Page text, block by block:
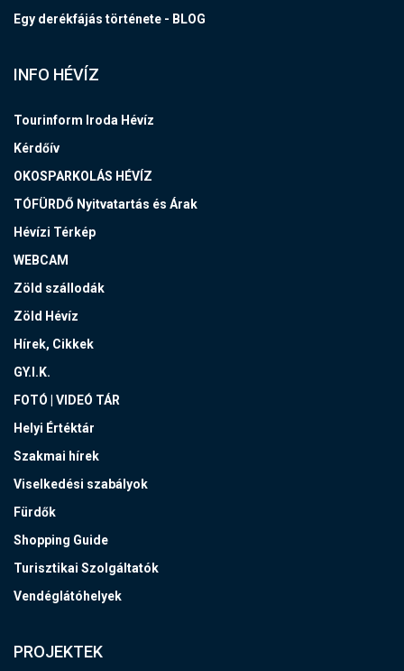
Egy derékfájás története - BLOG
INFO HÉVÍZ
Tourinform Iroda Hévíz
Kérdőív
OKOSPARKOLÁS HÉVÍZ
TÓFÜRDŐ Nyitvatartás és Árak
Hévízi Térkép
WEBCAM
Zöld szállodák
Zöld Hévíz
Hírek, Cikkek
GY.I.K.
FOTÓ | VIDEÓ TÁR
Helyi Értéktár
Szakmai hírek
Viselkedési szabályok
Fürdők
Shopping Guide
Turisztikai Szolgáltatók
Vendéglátóhelyek
PROJEKTEK